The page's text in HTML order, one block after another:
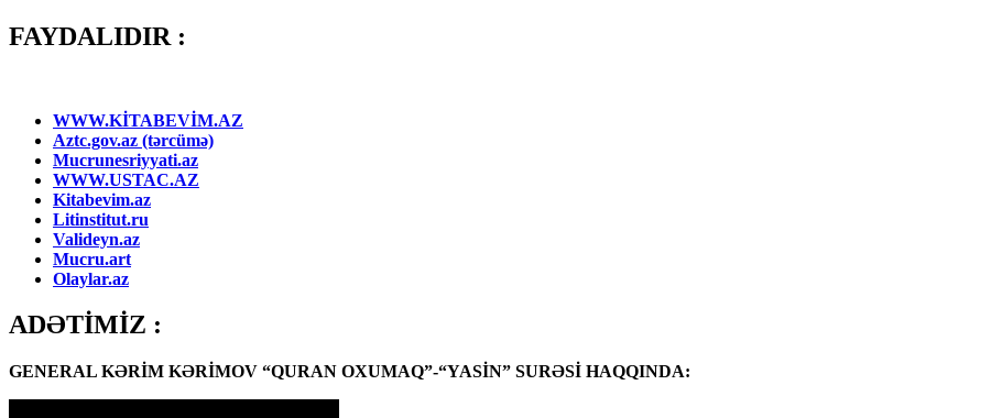
FAYDALIDIR :
WWW.KİTABEVİM.AZ
Aztc.gov.az (tərcümə)
Mucrunesriyyati.az
WWW.USTAC.AZ
Kitabevim.az
Litinstitut.ru
Valideyn.az
Mucru.art
Olaylar.az
ADƏTİMİZ :
GENERAL KƏRİM KƏRİMOV “QURAN OXUMAQ”-“YASİN” SURƏSİ HAQQINDA: